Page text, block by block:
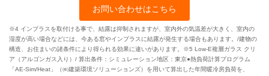
お問い合わせはこちら
※4 インプラスを取付ける事で、結露は抑制されますが、室内外の気温差が大きく、室内の
湿度が高い場合などには、今ある窓やインプラスに結露が発生する場合もあります。/建物の
構造、お住まいの諸条件により得られる効果に違いがあります。※5 Low-E複層ガラス クリ
ア（アルゴンガス入り）/ 算出条件：シミュレーション地区：東京●熱負荷計算プログラム
「AE-Sim/Heat」（㈱建築環境ソリューションズ）を用いて算出した年間暖冷房負荷を、